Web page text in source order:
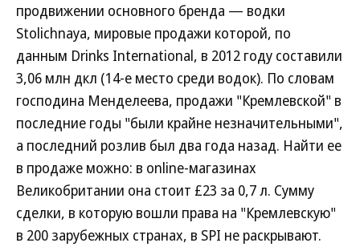
продвижении основного бренда — водки
Stolichnaya, мировые продажи которой, по
данным Drinks International, в 2012 году составили
3,06 млн дкл (14-е место среди водок). По словам
господина Менделеева, продажи "Кремлевской" в
последние годы "были крайне незначительными",
а последний розлив был два года назад. Найти ее
в продаже можно: в online-магазинах
Великобритании она стоит £23 за 0,7 л. Сумму
сделки, в которую вошли права на "Кремлевскую"
в 200 зарубежных странах, в SPI не раскрывают.